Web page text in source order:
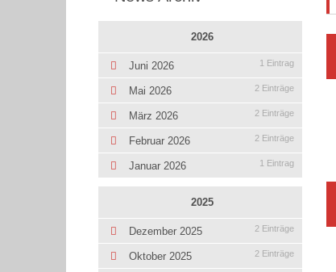
2026
Juni 2026 1 Eintrag
Mai 2026 2 Einträge
März 2026 2 Einträge
Februar 2026 2 Einträge
Januar 2026 1 Eintrag
2025
Dezember 2025 2 Einträge
Oktober 2025 2 Einträge